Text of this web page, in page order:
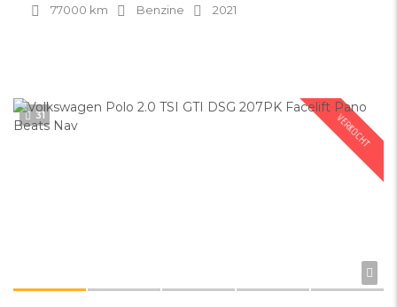
77000 km Benzine 2021
VERKOCHT
31